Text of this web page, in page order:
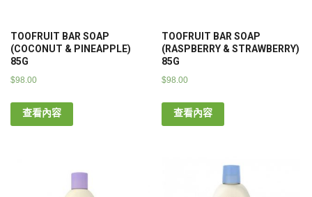
TOOFRUIT BAR SOAP
(COCONUT & PINEAPPLE)
85G
$98.00
查看內容
TOOFRUIT BAR SOAP
(RASPBERRY & STRAWBERRY)
85G
$98.00
查看內容